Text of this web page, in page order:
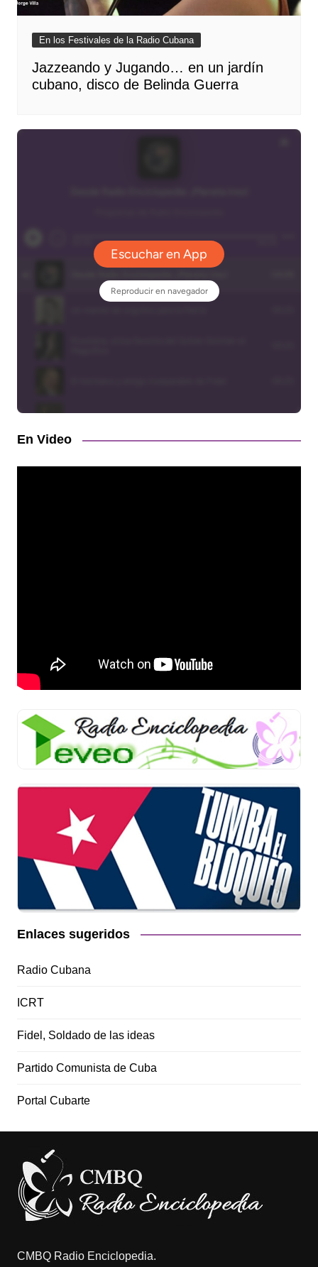
En los Festivales de la Radio Cubana
Jazzeando y Jugando… en un jardín
cubano, disco de Belinda Guerra
En Video
Enlaces sugeridos
Radio Cubana
ICRT
Fidel, Soldado de las ideas
Partido Comunista de Cuba
Portal Cubarte
CMBQ Radio Enciclopedia.